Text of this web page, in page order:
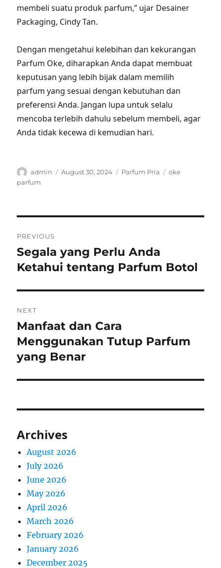
membeli suatu produk parfum,” ujar Desainer
Packaging, Cindy Tan.
Dengan mengetahui kelebihan dan kekurangan
Parfum Oke, diharapkan Anda dapat membuat
keputusan yang lebih bijak dalam memilih
parfum yang sesuai dengan kebutuhan dan
preferensi Anda. Jangan lupa untuk selalu
mencoba terlebih dahulu sebelum membeli, agar
Anda tidak kecewa di kemudian hari.
Author
admin
Posted
August 30, 2024 Categories
Parfum Pria Tags
oke
parfum
navigation
PREVIOUS
Previous
post:
Segala yang Perlu Anda
Ketahui tentang Parfum Botol
NEXT
Next
post:
Manfaat dan Cara
Menggunakan Tutup Parfum
yang Benar
Archives
August 2026
July 2026
June 2026
May 2026
April 2026
March 2026
February 2026
January 2026
December 2025